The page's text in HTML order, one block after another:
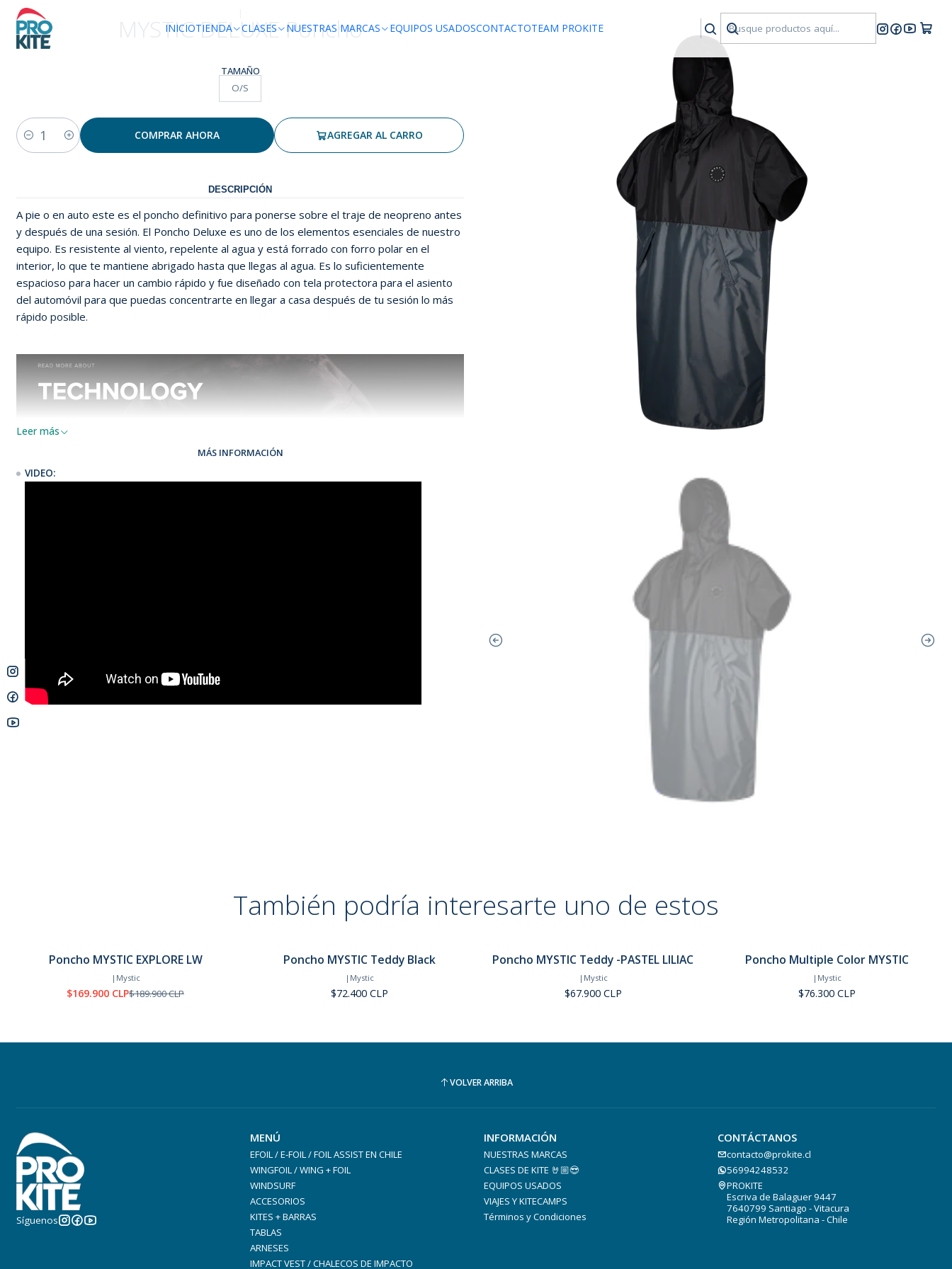
INICIOTIENDA CLASES NUESTRAS MARCAS EQUIPOS USADOSCONTACTOTEAM PROKITE
MYSTIC DELUXE Poncho
TAMAÑO
O/S
Cantidad
AGREGAR AL CARRO
COMPRAR AHORA
DESCRIPCIÓN
A pie o en auto este es el poncho definitivo para ponerse sobre el traje de neopreno antes
y después de una sesión. El Poncho Deluxe es uno de los elementos esenciales de nuestro
equipo. Es resistente al viento, repelente al agua y está forrado con forro polar en el
interior, lo que te mantiene abrigado hasta que llegas al agua. Es lo suficientemente
espacioso para hacer un cambio rápido y fue diseñado con tela protectora para el asiento
del automóvil para que puedas concentrarte en llegar a casa después de tu sesión lo más
rápido posible.
Leer más
MÁS INFORMACIÓN
VIDEO:
También podría interesarte uno de estos
Poncho MYSTIC EXPLORE LW
| Mystic
$169.900 CLP$189.900 CLP
AgotadoPoncho MYSTIC Teddy Black
| Mystic
$72.400 CLP
Agotado
Poncho MYSTIC Teddy -PASTEL LILIAC
| Mystic
$67.900 CLP
Poncho Multiple Color MYSTIC
| Mystic
$76.300 CLP
VOLVER ARRIBA
Síguenos
MENÚ
EFOIL / E-FOIL / FOIL ASSIST EN CHILE
WINGFOIL / WING + FOIL
WINDSURF
ACCESORIOS
KITES + BARRAS
TABLAS
ARNESES
IMPACT VEST / CHALECOS DE IMPACTO
INFORMACIÓN
NUESTRAS MARCAS
CLASES DE KITE 🤘🏼😎
EQUIPOS USADOS
VIAJES Y KITECAMPS
Términos y Condiciones
CONTÁCTANOS
contacto@prokite.cl
56994248532
PROKITE
Escriva de Balaguer 9447
7640799 Santiago - Vitacura
Región Metropolitana - Chile